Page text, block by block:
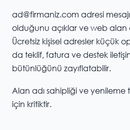
ad@firmaniz.com adresi
olduğunu açıklar ve web alan
Ücretsiz kişisel adresler küçük
da teklif, fatura ve destek
bütünlüğünü zayıflatabilir.
Alan adı sahipliği ve yenileme
için kritiktir.